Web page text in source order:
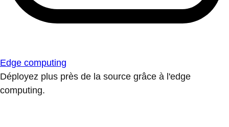
Edge computing
Déployez plus près de la source grâce à l'edge
computing.